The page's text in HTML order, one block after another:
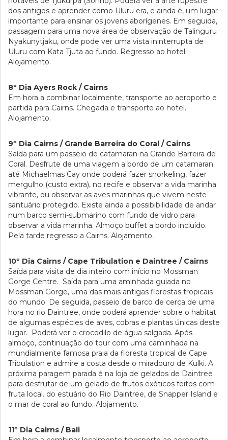
dos antigos e aprender como Uluru era, e ainda é, um lugar
importante para ensinar os jovens aborígenes. Em seguida,
passagem para uma nova área de observação de Talinguru
Nyakunytjaku, onde pode ver uma vista ininterrupta de
Uluru com Kata Tjuta ao fundo. Regresso ao hotel.
Alojamento.
8º Dia Ayers Rock / Cairns
Em hora a combinar localmente, transporte ao aeroporto e
partida para Cairns. Chegada e transporte ao hotel.
Alojamento.
9º Dia Cairns / Grande Barreira do Coral / Cairns
Saída para um passeio de catamaran na Grande Barreira de
Coral. Desfrute de uma viagem a bordo de um catamaran
até Michaelmas Cay onde poderá fazer snorkeling, fazer
mergulho (custo extra), no recife e observar a vida marinha
vibrante, ou observar as aves marinhas que vivem neste
santuário protegido. Existe ainda a possibibilidade de andar
num barco semi-submarino com fundo de vidro para
observar a vida marinha. Almoço buffet a bordo incluído.
Pela tarde regresso a Cairns. Alojamento.
10º Dia Cairns / Cape Tribulation e Daintree / Cairns
Saída para visita de dia inteiro com início no Mossman
Gorge Centre. Saída para uma aminhada guiada no
Mossman Gorge, uma das mais antigas florestas tropicais
do mundo. De seguida, passeio de barco de cerca de uma
hora no rio Daintree, onde poderá aprender sobre o habitat
de algumas espécies de aves, cobras e plantas únicas deste
lugar. Poderá ver o crocodilo de água salgada. Após
almoço, continuação do tour com uma caminhada na
mundialmente famosa praia da floresta tropical de Cape
Tribulation e admire a costa desde o miradouro de Kulki. A
próxima paragem parada é na loja de gelados de Daintree
para desfrutar de um gelado de frutos exóticos feitos com
fruta local. do estuário do Rio Daintree, de Snapper Island e
o mar de coral ao fundo. Alojamento.
11º Dia Cairns / Bali